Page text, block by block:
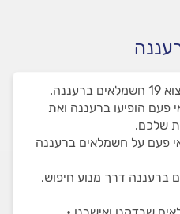
באתר המקצוענים תוכלו למצוא 19 חשמלאים ברעננה.
שאי פעם הופיעו ברעננה ואת
שלכם.
פעם על חשמלאים ברעננה
דרך מנוע חיפוש,